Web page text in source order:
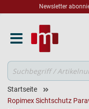
Newsletter
Suche
Startseite
Ropimex Sichtschutz